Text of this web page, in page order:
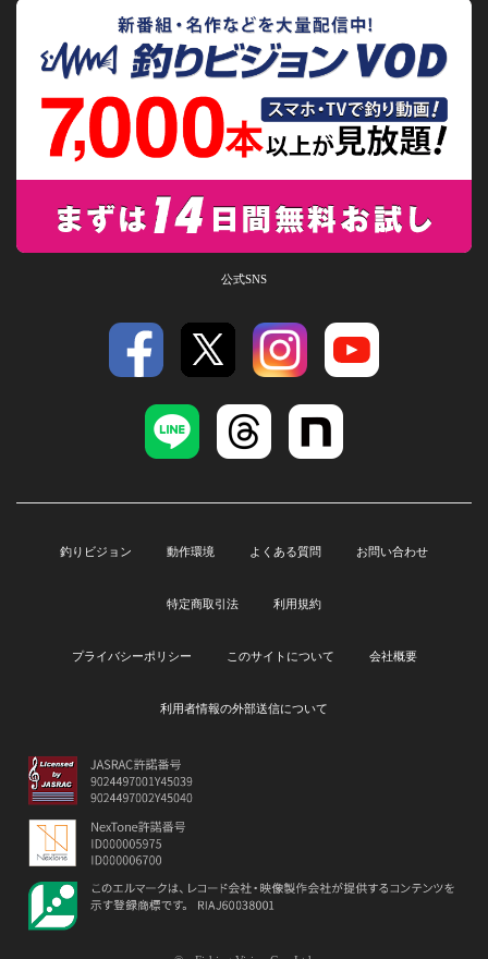
公式SNS
釣りビジョン 動作環境 よくある質問 お問い合わせ
特定商取引法 利用規約
プライバシーポリシー このサイトについて 会社概要
利用者情報の外部送信について